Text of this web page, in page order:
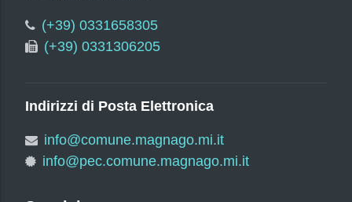
(+39) 0331658305
(+39) 0331306205
Indirizzi di Posta Elettronica
info@comune.magnago.mi.it
info@pec.comune.magnago.mi.it